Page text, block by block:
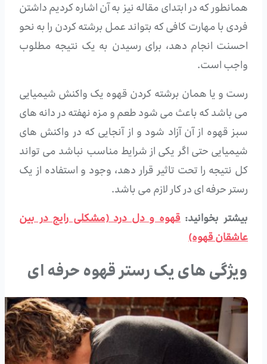
همانطور که در ابتدای مقاله نیز به آن اشاره کردیم داشتن
فردی با مهارت کافی که بتواند عمل برشته کردن را به نحو
احسنت انجام دهد، برای رسیدن به یک نتیجه مطلوب
واجب است.
رست و یا همان برشته کردن قهوه یک واکنش شیمیایی
می باشد که باعث می شود طعم و مزه نهفته در دانه های
سبز قهوه از آن آزاد شود و از آنجایی که در واکنش های
شیمیایی حتی اگر یکی از شرایط مناسب نباشد می تواند
کل نتیجه را تحت تاثیر قرار دهد، وجود و استفاده از یک
رستر حرفه ای در کار لازم می باشد.
بیشتر بخوانید:قهوه و دل درد (مشکلی رایج در بین
عاشقان قهوه)
ویژگی های یک رستر قهوه حرفه ای